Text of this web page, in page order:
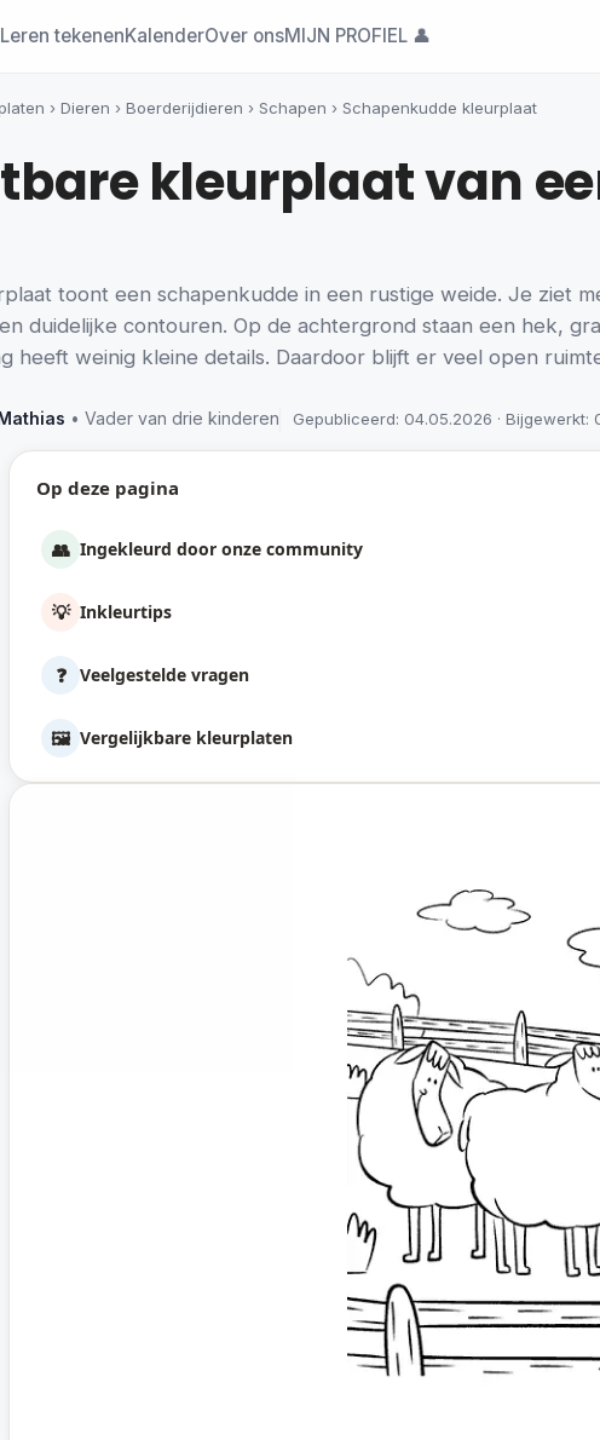
Leren tekenenKalenderOver onsMIJN PROFIEL 👤
› Dieren › Boerderijdieren › Schapen › Schapenkudde kleurplaat
kleurplaat van
toont een schapenkudde in een rustige weide. Je ziet
duidelijke contouren. Op de achtergrond staan een hek,
heeft weinig kleine details. Daardoor blijft er veel open
• Vader van drie kinderen Gepubliceerd: 04.05.2026 · Bijgewerkt:
Op deze pagina
👥 Ingekleurd door onze community
💡 Inkleurtips
❓ Veelgestelde vragen
🖼️ Vergelijkbare kleurplaten